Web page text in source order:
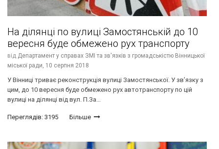
На ділянці по вулиці Замостянській до 10
вересня буде обмежено рух транспорту
від Департамент у справах ЗМІ та зв'язків з громадськістю Вінницької
міської ради, 10 серпня 2018
У Вінниці триває реконструкція вулиці Замостянської. У зв’язку з
цим, до 10 вересня буде обмежено рух автотранспорту по цій
вулиці на ділянці від вул. П.За...
Переглядів: 3195 Більше